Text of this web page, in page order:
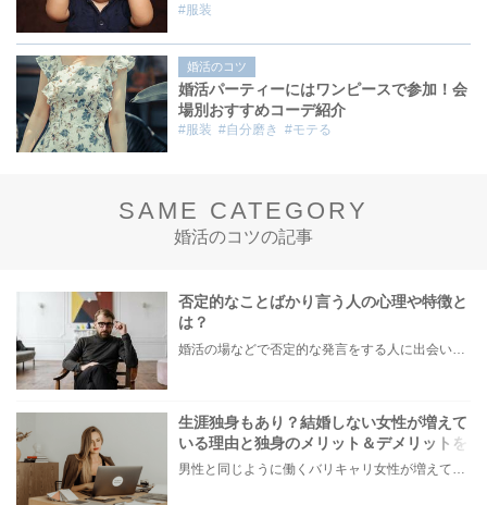
#服装
婚活のコツ
婚活パーティーにはワンピースで参加！会
場別おすすめコーデ紹介
#服装 #自分磨き #モテる
SAME CATEGORY
婚活のコツの記事
否定的なことばかり言う人の心理や特徴と
は？
生涯独身もあり？結婚しない女性が増えて
いる理由と独身のメリット＆デメリットを
解説！
男性と同じように働くバリキャリ女性が増えている昨今。 結婚適齢期と言われる25〜34歳になる頃には、責任ある仕事を任されていて、今は結婚のことよりもキャリアを積みたいと考える人も多くいるのではないでしょうか。 「結婚を諦めた訳じゃないけど今ではない」 「タイミングがきたら結婚するつもり」 そんなことを考えているうちに35歳を過ぎ、いざ結婚したいと思ったときには出会いのチャンスが限られている…なんてことも。 最終的には、妥協して相手を選んで結婚するくらいなら生涯独身もありかも？という考えを持ち始める人もいるでしょう。 そこで本記事では、未婚女性が増えている要因と、生涯独身でいるメリット&デメリットを解説。 さらに、独身女性がやっておくべきことをご紹介します。 ・今は仕事が優先で結婚したいかわからない ・自分の結婚観について真剣に考え始めた そんな女性はぜひ参考にしてみてください。